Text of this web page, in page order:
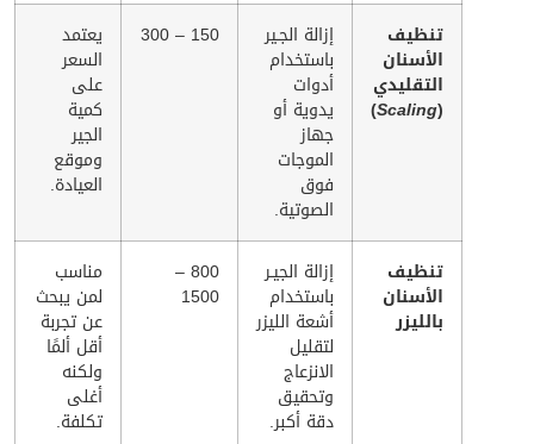
تنظيف
الأسنان
التقليدي
(
Scaling
)
إزالة الجـير
باستخدام
أدوات
يدوية أو
جهاز
الموجات
فوق
الصوتية.
150 – 300 يعتمد
السعر
على
كمية
الجير
وموقع
العيادة.
تنظيف
الأسنان
بالليزر
إزالة الجيـر
باستخدام
أشعة الليزر
لتقليل
الانزعاج
وتحقيق
دقة أكبر.
800 –
1500
مناسب
لمن يبحث
عن تجربة
أقل ألمًا
ولكنه
أغلى
تكلفة.